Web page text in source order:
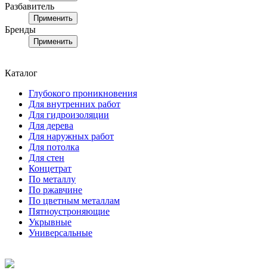
Разбавитель
Применить
Бренды
Применить
Каталог
Глубокого проникновения
Для внутренних работ
Для гидроизоляции
Для дерева
Для наружных работ
Для потолка
Для стен
Концетрат
По металлу
По ржавчине
По цветным металлам
Пятноустроняющие
Укрывные
Универсальные